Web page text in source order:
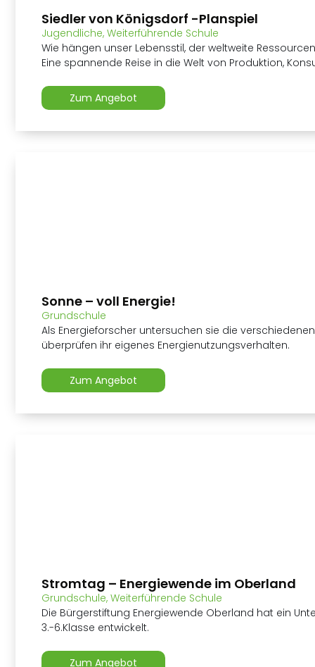
Siedler von Königsdorf -Planspiel
Jugendliche, Weiterführende Schule
Wie hängen unser Lebensstil, der weltweite
Eine spannende Reise in die Welt von Produktion,
Zum Angebot
Sonne – voll Energie!
Grundschule
Als Energieforscher untersuchen sie die
überprüfen ihr eigenes Energienutzungsverhalten.
Zum Angebot
Stromtag – Energiewende im Oberland
Grundschule, Weiterführende Schule
Die Bürgerstiftung Energiewende Oberland hat ein
3.-6.Klasse entwickelt.
Zum Angebot